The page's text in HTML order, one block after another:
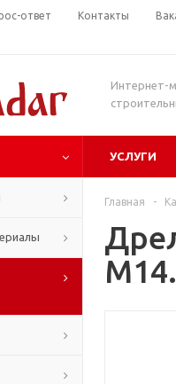
ответ Контакты
Интернет-
УСЛУГИ
Главная -